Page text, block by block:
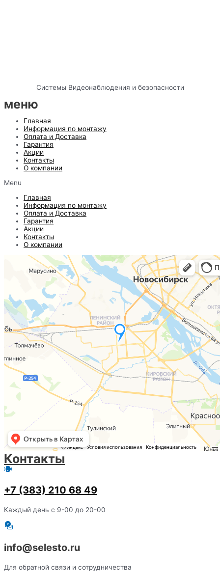
Системы Видеонаблюдения и безопасности
меню
Главная
Информация по монтажу
Оплата и Доставка
Гарантия
Акции
Контакты
О компании
Menu
Главная
Информация по монтажу
Оплата и Доставка
Гарантия
Акции
Контакты
О компании
Контакты
+7 (383) 210 68 49
Каждый день с 9-00 до 20-00
info@selesto.ru
Для обратной связи и сотрудничества